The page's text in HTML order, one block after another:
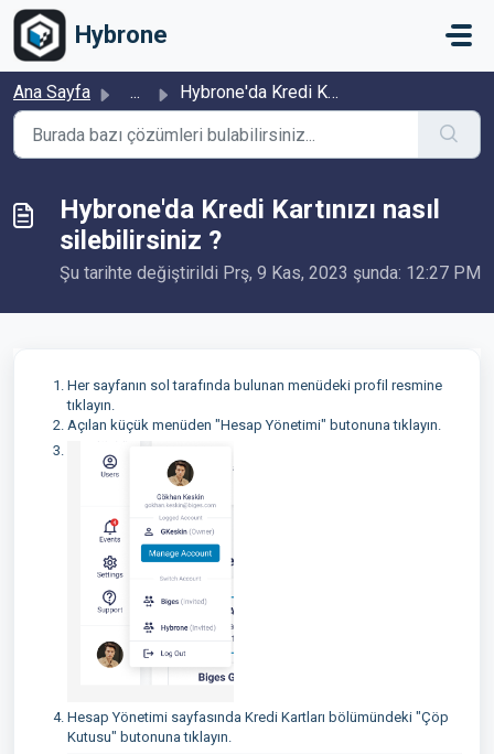
Ana içeriğe geç
Hybrone
Ana Sayfa ... Hybrone'da Kredi Kartınızı nasıl silebilirsiniz ?
Hybrone'da Kredi Kartınızı nasıl
silebilirsiniz ?
Şu tarihte değiştirildi Prş, 9 Kas, 2023 şunda: 12:27 PM
Her sayfanın sol tarafında bulunan menüdeki profil resmine
tıklayın.
Açılan küçük menüden "Hesap Yönetimi" butonuna tıklayın.
Hesap Yönetimi sayfasında Kredi Kartları bölümündeki "Çöp
Kutusu" butonuna tıklayın.